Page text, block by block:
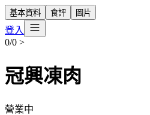
基本資料 食評 圖片
登入
0/0 >
冠興凍肉
營業中